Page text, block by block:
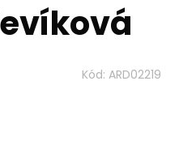
Kód: ARD02219